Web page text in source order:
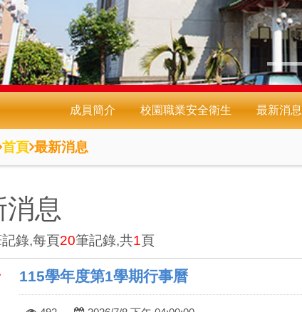
成員簡介 校園職業安全衛生 最新消息
首頁 最新消息
消息
錄,每頁20筆記錄,共1頁
115學年度第1學期行事曆